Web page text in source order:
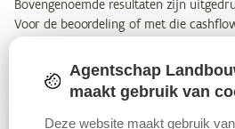
Bovengenoemde resultaten zijn
Voor de beoordeling of met die
oplevert, is het echter van belang ook
arbeidskrachten (FAK) mee te nemen
groot verschil uit of één of meer dan
moet halen uit die cashflow,
Agentschap
maakt gebruik van
Deze website maakt gebruik